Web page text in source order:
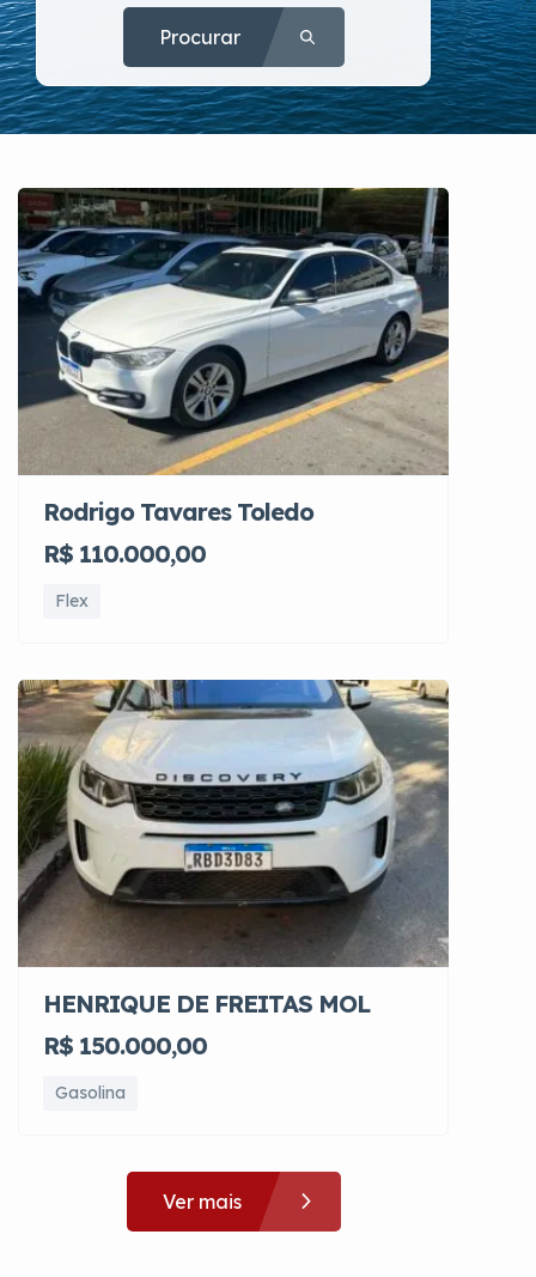
Procurar
Rodrigo Tavares Toledo
R$ 110.000,00
Flex
HENRIQUE DE FREITAS MOL
R$ 150.000,00
Gasolina
Ver mais